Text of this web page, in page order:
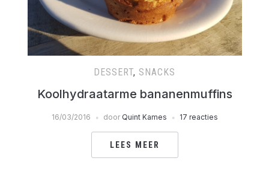
DESSERT, SNACKS
Koolhydraatarme bananenmuffins
16/03/2016 door Quint Kames 17 reacties
LEES MEER